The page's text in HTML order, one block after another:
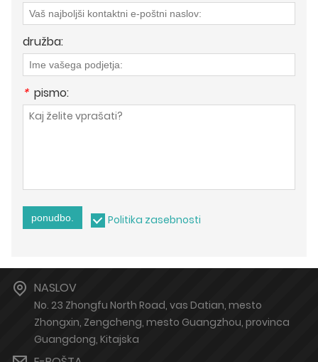
družba:
* pismo:
ponudbo. Politika zasebnosti
NASLOV
No. 23 Zhongfu North Road, vas Datian, mesto
Zhongxin, Zengcheng, mesto Guangzhou, provinca
Guangdong, Kitajska